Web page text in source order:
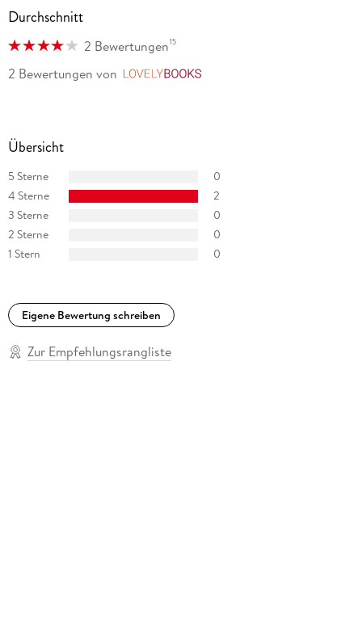
Durchschnitt
2 Bewertungen15
2 Bewertungen von
Übersicht
5 Sterne
0
4 Sterne
2
3 Sterne
0
2 Sterne
0
1 Stern
0
Eigene Bewertung schreiben
Zur Empfehlungsrangliste